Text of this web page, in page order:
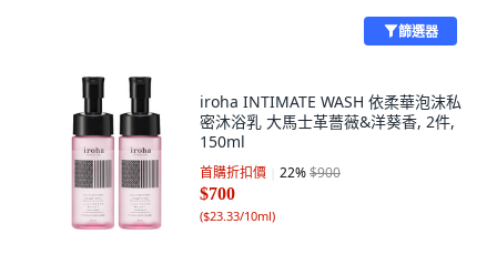
篩選器
iroha INTIMATE WASH 依柔華泡沫私
密沐浴乳 大馬士革薔薇&洋葵香, 2件,
150ml
首購折扣價 22%$900
$700
($23.33/10ml)